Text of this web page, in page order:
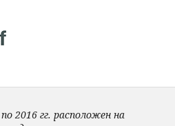
2016 гг. расположен на